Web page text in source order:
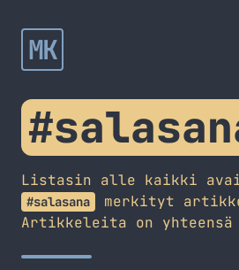
MK
Listasin alle kaikki
#salasana
merkityt
Artikkeleita on yhteensä